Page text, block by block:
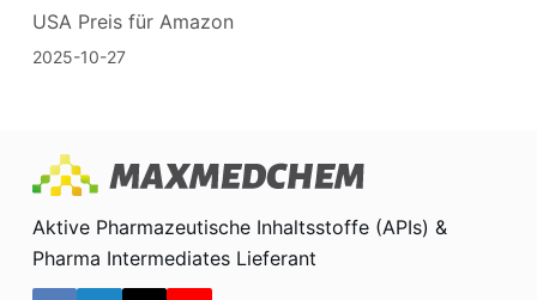
USA Preis für Amazon
2025-10-27
Aktive Pharmazeutische Inhaltsstoffe (APIs) &
Pharma Intermediates Lieferant